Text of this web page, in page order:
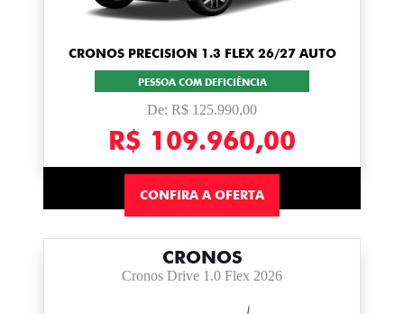
CRONOS PRECISION 1.3 FLEX 26/27 AUTO
PESSOA COM DEFICIÊNCIA
De: R$ 125.990,00
R$ 109.960,00
CONFIRA A OFERTA
CRONOS
Cronos Drive 1.0 Flex 2026